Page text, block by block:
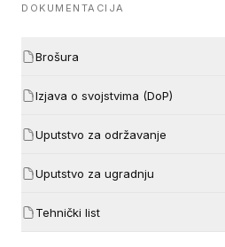
DOKUMENTACIJA
Brošura
Izjava o svojstvima (DoP)
Uputstvo za održavanje
Uputstvo za ugradnju
Tehnički list